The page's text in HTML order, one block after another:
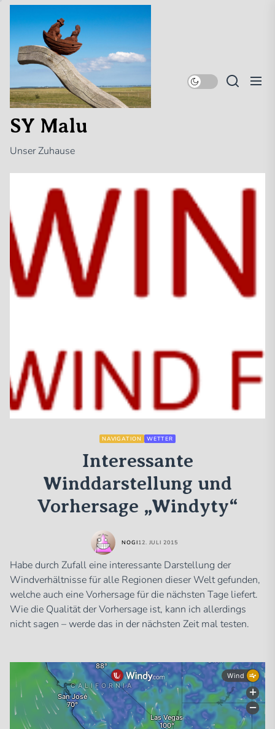
Skip
the
content
SY
Malu
SY Malu
Unser Zuhause
NAVIGATION WETTER
Interessante
Winddarstellung und
Vorhersage „Windyty“
NOGI12. JULI 2015
Habe durch Zufall eine interessante Darstellung der
Windverhältnisse für alle Regionen dieser Welt gefunden,
welche auch eine Vorhersage für die nächsten Tage liefert.
Wie die Qualität der Vorhersage ist, kann ich allerdings
nicht sagen – werde das in der nächsten Zeit mal testen.